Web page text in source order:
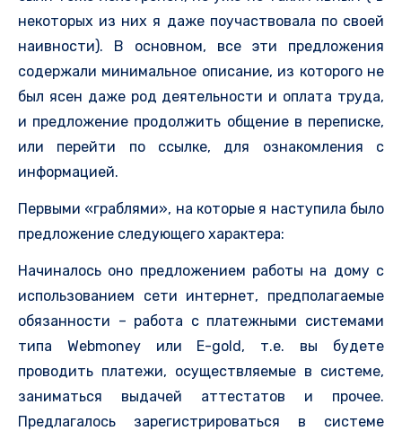
некоторых из них я даже поучаствовала по своей
наивности). В основном, все эти предложения
содержали минимальное описание, из которого не
был ясен даже род деятельности и оплата труда,
и предложение продолжить общение в переписке,
или перейти по ссылке, для ознакомления с
информацией.
Первыми «граблями», на которые я наступила было
предложение следующего характера:
Начиналось оно предложением работы на дому с
использованием сети интернет, предполагаемые
обязанности – работа с платежными системами
типа Webmoney или E-gold, т.е. вы будете
проводить платежи, осуществляемые в системе,
заниматься выдачей аттестатов и прочее.
Предлагалось зарегистрироваться в системе